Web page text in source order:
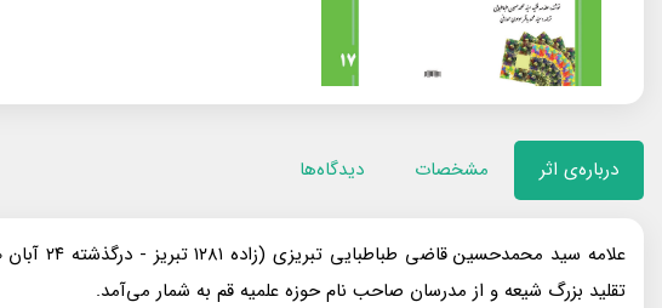
درباره‌ی اثر مشخصات دیدگاه‌ها
تقلید بزرگ شیعه و از مدرسان صاحب نام حوزه علمیه قم به شمار می‌آمد.